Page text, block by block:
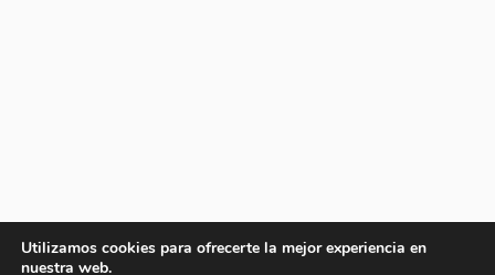
Utilizamos cookies para ofrecerte la mejor experiencia en
nuestra web.